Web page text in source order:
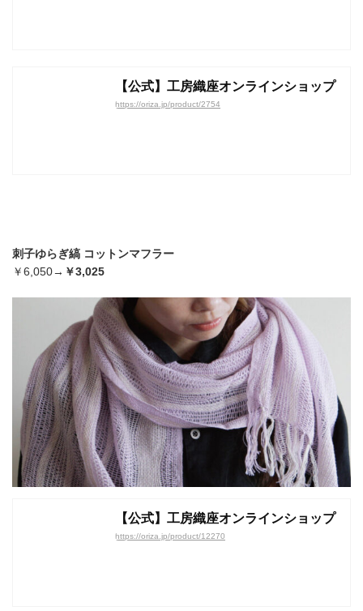
【公式】工房織座オンラインショップ
https://oriza.jp/product/2754
刺子ゆらぎ縞 コットンマフラー
￥6,050→ ￥3,025
【公式】工房織座オンラインショップ
https://oriza.jp/product/12270